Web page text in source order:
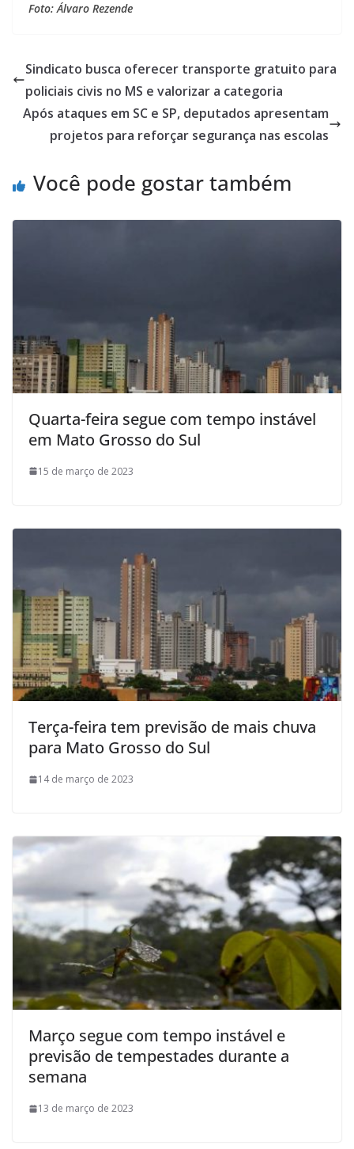
Foto: Álvaro Rezende
Sindicato busca oferecer transporte gratuito para
policiais civis no MS e valorizar a categoria
Após ataques em SC e SP, deputados apresentam
projetos para reforçar segurança nas escolas
Você pode gostar também
Quarta-feira segue com tempo instável
em Mato Grosso do Sul
15 de março de 2023
Terça-feira tem previsão de mais chuva
para Mato Grosso do Sul
14 de março de 2023
Março segue com tempo instável e
previsão de tempestades durante a
semana
13 de março de 2023